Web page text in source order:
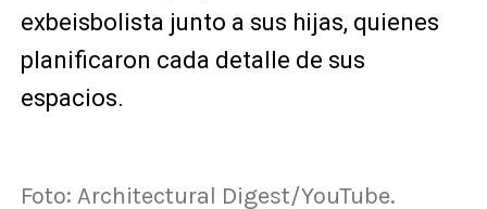
exbeisbolista junto a sus hijas, quienes
planificaron cada detalle de sus
espacios.
Foto: Architectural Digest/YouTube.